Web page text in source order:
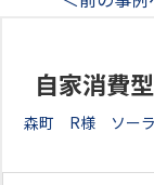
自家消費
森町 R様 ソーラ